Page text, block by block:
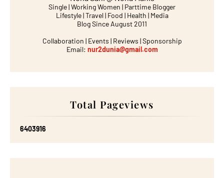
Single | Working Women | Parttime Blogger
Lifestyle | Travel | Food | Health | Media
Blog Since August 2011
Collaboration | Events | Reviews | Sponsorship
Email: nur2dunia@gmail.com
Total Pageviews
6403916